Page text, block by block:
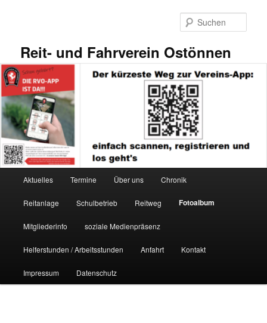
Reit- und Fahrverein Ostönnen
Aktuelles Termine Über uns Chronik
Reitanlage Schulbetrieb Reitweg Fotoalbum
Mitgliederinfo soziale Medienpräsenz
Helferstunden / Arbeitsstunden Anfahrt Kontakt
Impressum Datenschutz